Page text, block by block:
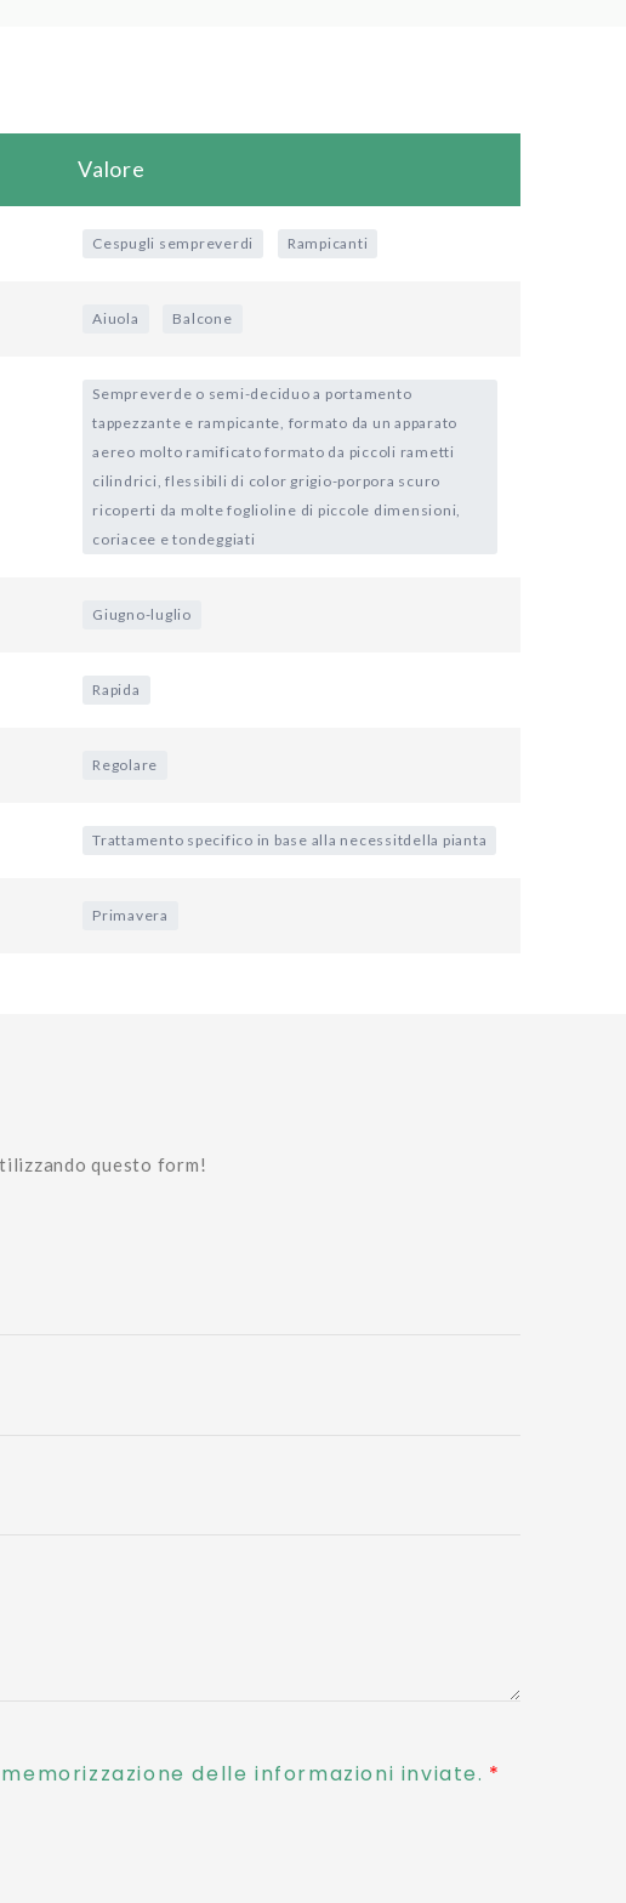
Valore
Cespugli sempreverdi Rampicanti
Aiuola Balcone
Sempreverde o semi-deciduo a portamento
tappezzante e rampicante, formato da un apparato
aereo molto ramificato formato da piccoli rametti
cilindrici, flessibili di color grigio-porpora scuro
ricoperti da molte foglioline di piccole dimensioni,
coriacee e tondeggiati
Giugno-luglio
Rapida
Regolare
Trattamento specifico in base alla necessitdella pianta
Primavera
questo form!
delle informazioni inviate.